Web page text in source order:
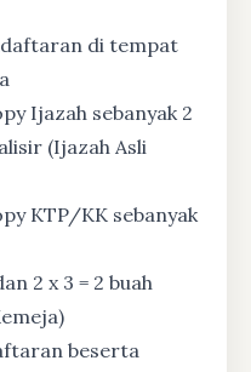
di tempat
Ijazah sebanyak 2
(Ijazah Asli
KTP/KK sebanyak
2 x 3 = 2 buah
beserta